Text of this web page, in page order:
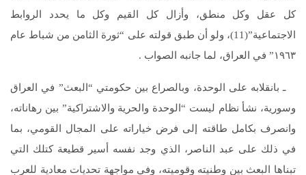
كل عقل وكل منطق، وأزال كل القيم وكل ما يحدد الروابط
الاجتماعية”(11)، ولو أن طبق قولته على “ثورة الثامن من شباط عام
١٩٦٣” في العراق، لما جانبه الصواب .
ـ بانقلابه على الوحدة، وبالصراع بين حكومتي “البعث” في العراق
وسورية، نشأ نظام ليست “الوحدة والحرية والاشتراكية” بين رهاناته،
وانصرف بكامل طاقته إلى فرض خياراته على المجال القومي، بما
في ذلك على عبد الناصر، الذي وجد نفسه أسير قطيعة كتلك التي
تبناها البعث بين وطنيته وقوميته، وفي مواجهة تحديات معادية للعرب